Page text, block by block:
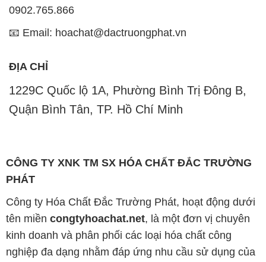
0902.765.866
📧 Email: hoachat@dactruongphat.vn
ĐỊA CHỈ
1229C Quốc lộ 1A, Phường Bình Trị Đông B,
Quận Bình Tân, TP. Hồ Chí Minh
CÔNG TY XNK TM SX HÓA CHẤT ĐẮC TRƯỜNG
PHÁT
Công ty Hóa Chất Đắc Trường Phát, hoạt động dưới
tên miền congtyhoachat.net, là một đơn vị chuyên
kinh doanh và phân phối các loại hóa chất công
nghiệp đa dạng nhằm đáp ứng nhu cầu sử dụng của